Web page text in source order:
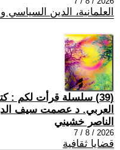
العلمانية، الدين السياسي
(39) سلسلة قرأت لكم :
العربي. د عصمت سيف
الناصر خشيني
2026 / 8 / 7
قضايا ثقافية